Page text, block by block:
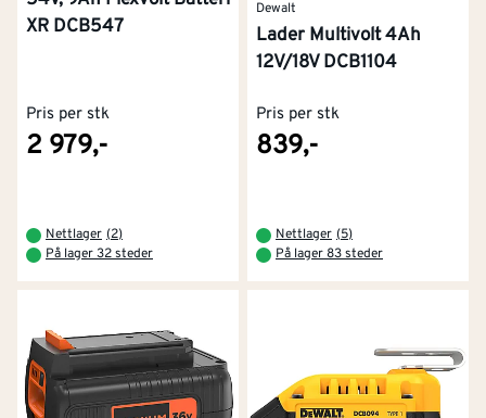
XR DCB547
Pris per stk
2 979,-
Nettlager (2)
På lager 32 steder
Dewalt
Lader Multivolt 4Ah
12V/18V DCB1104
Pris per stk
839,-
Nettlager (5)
På lager 83 steder